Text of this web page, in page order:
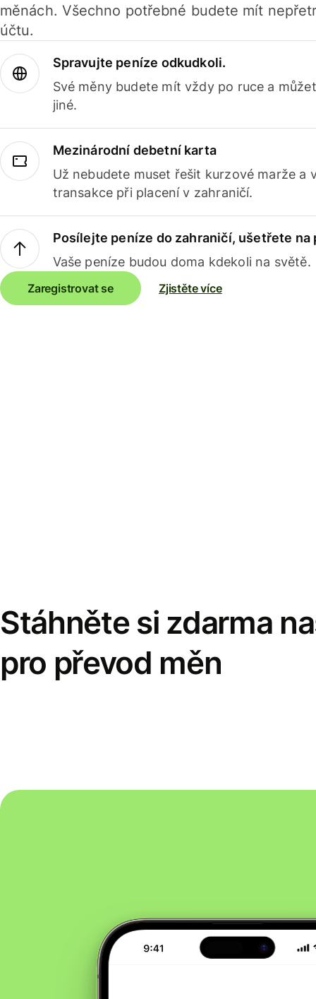
měnách. Všechno potřebné budete mít
účtu.
Spravujte peníze odkudkoli.
Své měny budete mít vždy po ruce a
jiné.
Mezinárodní debetní karta
Už nebudete muset řešit kurzové marže a
transakce při placení v zahraničí.
Posílejte peníze do zahraničí, ušetřete na
Vaše peníze budou doma kdekoli na světě.
Zaregistrovat se Zjistěte více
Stáhněte si zdarma
pro převod měn